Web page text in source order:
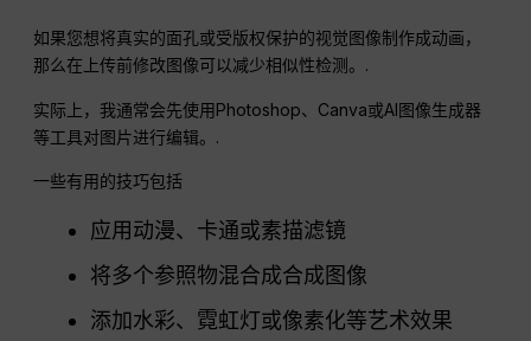
如果您想将真实的面孔或受版权保护的视觉图像制作成动画，
那么在上传前修改图像可以减少相似性检测。.
实际上，我通常会先使用Photoshop、Canva或AI图像生成器
等工具对图片进行编辑。.
一些有用的技巧包括
应用动漫、卡通或素描滤镜
将多个参照物混合成合成图像
添加水彩、霓虹灯或像素化等艺术效果